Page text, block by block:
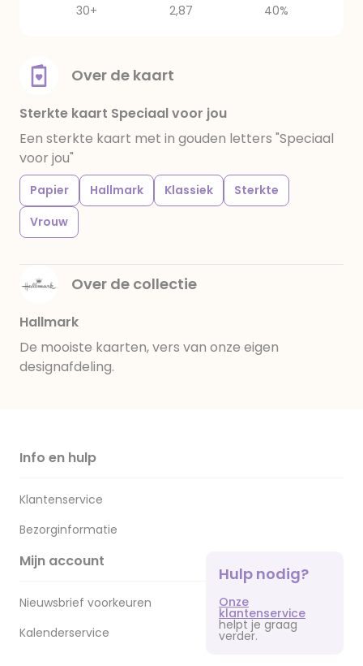
30+
2,87 40%
Over de kaart
Sterkte kaart Speciaal voor jou
Een sterkte kaart met in gouden letters "Speciaal
voor jou"
Papier Hallmark Klassiek
Sterkte
Vrouw
Over de collectie
Hallmark
De mooiste kaarten, vers van onze eigen
designafdeling.
Info en hulp
Klantenservice
Bezorginformatie
Mijn account
Nieuwsbrief voorkeuren
Kalenderservice
Hulp nodig?
Onze
klantenservice
helpt je graag
verder.